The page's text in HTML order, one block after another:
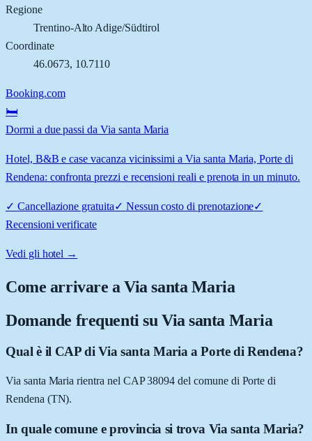
Regione
Trentino-Alto Adige/Südtirol
Coordinate
46.0673, 10.7110
Booking.com
🛏️
Dormi a due passi da Via santa Maria
Hotel, B&B e case vacanza vicinissimi a Via santa Maria, Porte di
Rendena: confronta prezzi e recensioni reali e prenota in un minuto.
✓ Cancellazione gratuita✓ Nessun costo di prenotazione✓
Recensioni verificate
Vedi gli hotel →
Come arrivare aVia santa Maria
Domande frequenti su Via santa Maria
Qual è il CAP di Via santa Maria a Porte di Rendena?
Via santa Maria rientra nel CAP 38094 del comune di Porte di
Rendena (TN).
In quale comune e provincia si trova Via santa Maria?